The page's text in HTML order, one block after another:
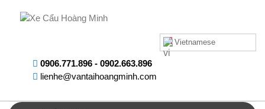
Vietnamese
0906.771.896 - 0902.663.896
lienhe@vantaihoangminh.com